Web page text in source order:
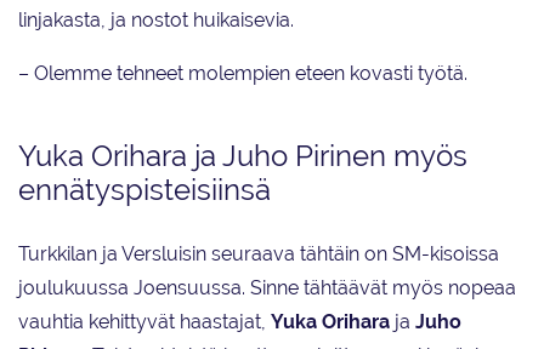
linjakasta, ja nostot huikaisevia.
– Olemme tehneet molempien eteen kovasti työtä.
Yuka Orihara ja Juho Pirinen myös
ennätyspisteisiinsä
Turkkilan ja Versluisin seuraava tähtäin on SM-kisoissa
joulukuussa Joensuussa. Sinne tähtäävät myös nopeaa
vauhtia kehittyvät haastajat, Yuka Orihara ja Juho